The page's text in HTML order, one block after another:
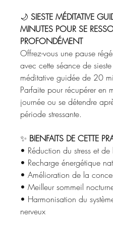
🌙 SIESTE MÉDITATIVE
MINUTES POUR SE
PROFONDÉMENT
Offrez-vous une pause
avec cette séance de sieste
méditative guidée de 20
Parfaite pour récupérer en
journée ou se détendre
période stressante.
✨ BIENFAITS DE CETTE
• Réduction du stress et
• Recharge énergétique
• Amélioration de la
• Meilleur sommeil
• Harmonisation du
nerveux